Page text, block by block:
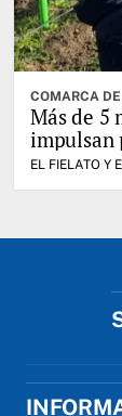
COMARCA
Más de 5
impulsan
EL FIELATO Y